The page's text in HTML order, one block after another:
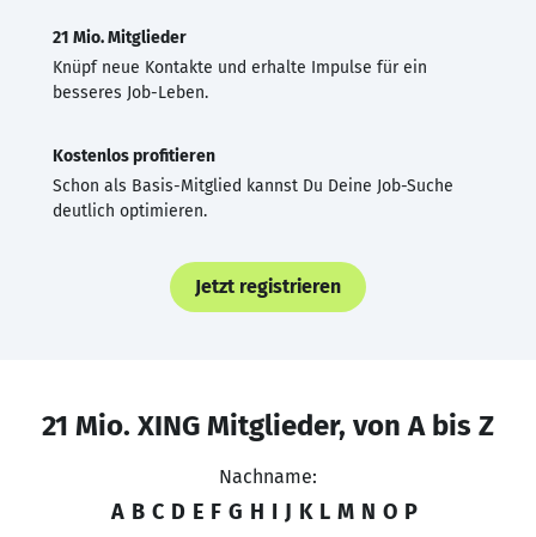
21 Mio. Mitglieder
Knüpf neue Kontakte und erhalte Impulse für ein
besseres Job-Leben.
Kostenlos profitieren
Schon als Basis-Mitglied kannst Du Deine Job-Suche
deutlich optimieren.
Jetzt registrieren
21 Mio. XING Mitglieder, von A bis Z
Nachname:
A B C D E F G H I J K L M N O P